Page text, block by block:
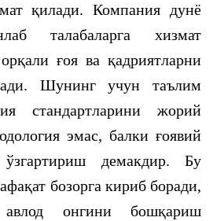
қилади. Компания дунё
талабаларга хизмат
ғоя ва қадриятларни
Шунинг учун таълим
стандартларини жорий
эмас, балки ғоявий
демакдир. Бу
бозорга кириб боради,
онгини бошқариш